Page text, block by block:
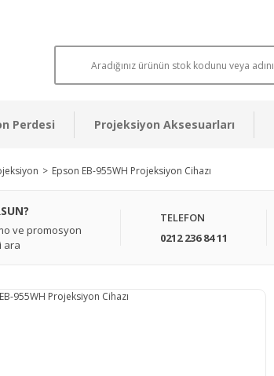
Perdesi Projeksiyon Aksesuarları
Epson EB-955WH Projeksiyon Cihazı
ve promosyon
ara
TELEFON
0212 236 84 11